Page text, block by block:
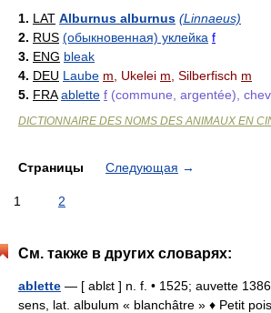
1. LAT Alburnus alburnus (Linnaeus)
2. RUS (обыкновенная) уклейка f
3. ENG bleak
4. DEU Laube m , Ukelei m , Silberfisch m
5. FRA ablette f (commune, argentée),
DICTIONNAIRE DES NOMS DES ANIMAUX EN
Страницы Следующая →
1 2
См. также в других словарях:
ablette — [ ablɛt ] n. f. • 1525; auvette
sens, lat. albulum « blanchâtre » ♦ Petit